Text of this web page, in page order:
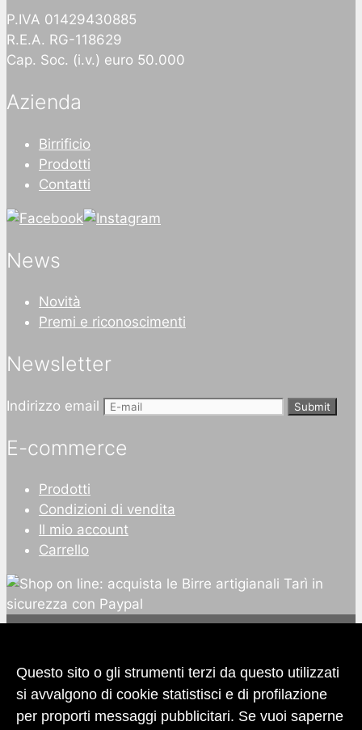
P.IVA 01429430885
R.E.A. RG-118629
Cap. Soc. (i.v.) euro 50.000
Azienda
Birrificio
Prodotti
Contatti
News
Novità
Premi e riconoscimenti
Newsletter
Indirizzo email Submit
E-commerce
Prodotti
Condizioni di vendita
Il mio account
Carrello
Questo sito o gli strumenti terzi da questo utilizzati
si avvalgono di cookie statistisci e di profilazione
per proporti messaggi pubblicitari. Se vuoi saperne